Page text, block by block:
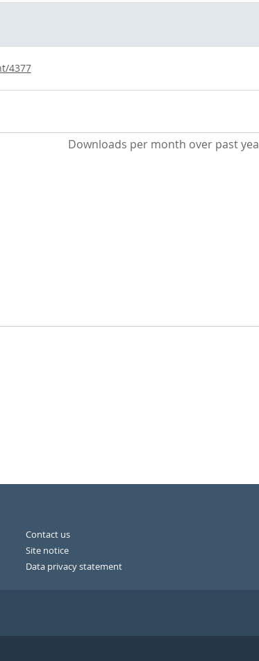
4377
Downloads per month over past
Contact us
Site notice
Data privacy statement